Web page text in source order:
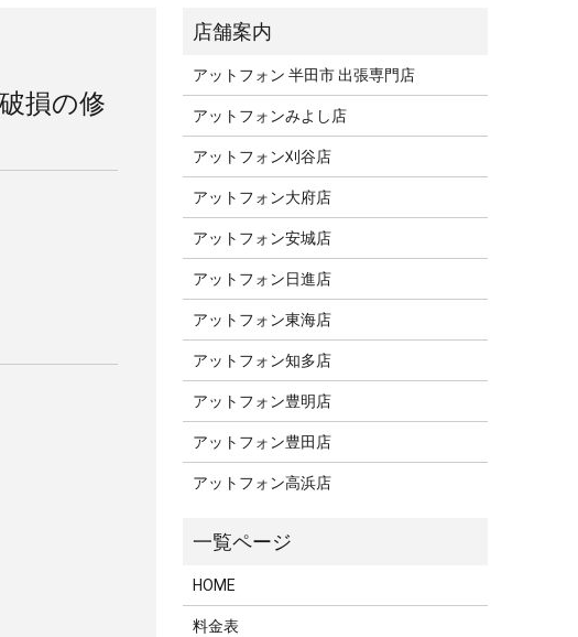
損の修
アットフォン 半田市 出張専門店
アットフォンみよし店
アットフォン刈谷店
アットフォン大府店
アットフォン安城店
アットフォン日進店
アットフォン東海店
アットフォン知多店
アットフォン豊明店
アットフォン豊田店
アットフォン高浜店
HOME
料金表